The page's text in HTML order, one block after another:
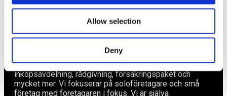
Allow selection
Deny
Av småföretagare, för småföretagare
Ett medlemskap späckat med småföretagaranpassade
medlemstjänster och förmåner. Din egen
inköpsavdelning, rådgivning, försäkringspaket och
mycket mer. Vi fokuserar på soloföretagare och små
företag med företagaren i fokus. Vi är själva